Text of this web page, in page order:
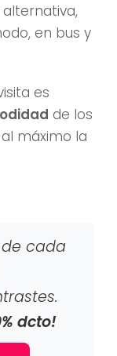
alternativa,
en bus y
es
de los
máximo la
de cada
dcto!